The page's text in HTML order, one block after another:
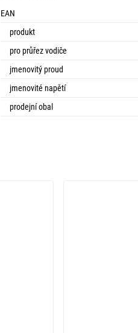
EAN
produkt
pro průřez vodiče
jmenovitý proud
jmenovité napětí
prodejní obal